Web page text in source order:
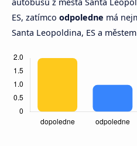
autobusů z města Santa
ES, zatímco odpoledne má
Santa Leopoldina, ES a